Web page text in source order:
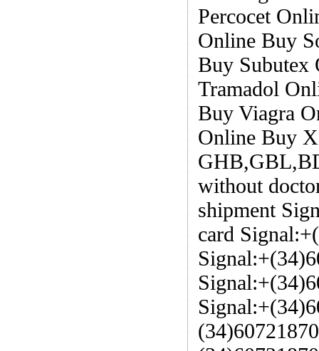
Percocet
Online Buy
Buy Subutex
Tramadol
Buy Viagra
Online Buy
without
shipment
card